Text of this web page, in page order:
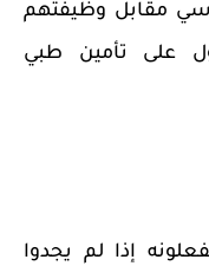
مقابل وظيفتهم
45% الحصول على تأمين طبي
إذا لم يجدوا